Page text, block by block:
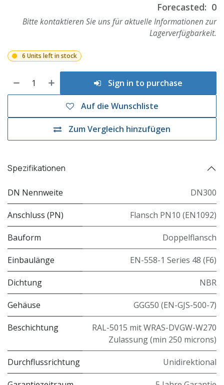
Forecasted: 0
Bitte kontaktieren Sie uns für aktuelle Informationen zur
Lagerverfügbarkeit.
6 Units left in stock
Sign in to purchase
Zum Vergleich hinzufügen
Auf die Wunschliste
Spezifikationen
DN Nennweite DN300
Anschluss (PN) Flansch PN10 (EN1092)
Bauform Doppelflansch
Einbaulänge EN-558-1 Series 48 (F6)
Dichtung NBR
Gehäuse GGG50 (EN-GJS-500-7)
Beschichtung
RAL-5015 mit WRAS-DVGW-W270
Zulassung (min 250 microns)
Durchflussrichtung Unidirektional